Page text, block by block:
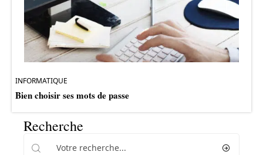
INFORMATIQUE
Bien choisir ses mots de passe
Recherche